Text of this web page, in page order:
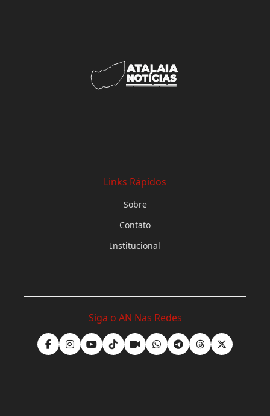
Links Rápidos
Sobre
Contato
Institucional
Siga o AN Nas Redes